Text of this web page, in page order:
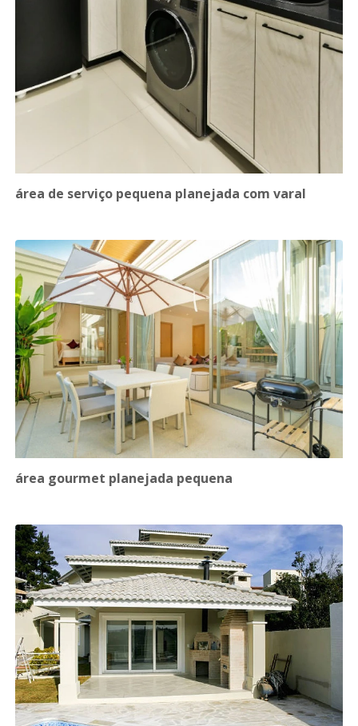
área de serviço pequena planejada com varal
área gourmet planejada pequena